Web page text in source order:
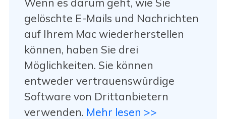
gelöschte E-Mails und Nachrichten
auf Ihrem Mac wiederherstellen
können, haben Sie drei
Möglichkeiten. Sie können
entweder vertrauenswürdige
Software von Drittanbietern
verwenden. Mehr lesen >>